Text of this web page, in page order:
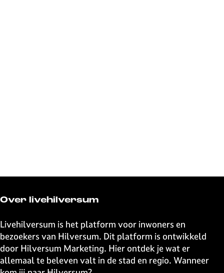
Over livehilversum
Livehilversum is het platform voor inwoners en
bezoekers van Hilversum. Dit platform is ontwikkeld
door Hilversum Marketing. Hier ontdek je wat er
allemaal te beleven valt in de stad en regio. Wanneer